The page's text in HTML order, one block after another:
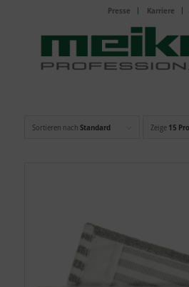
Presse Karriere
Sortieren nach Standard Zeige 15